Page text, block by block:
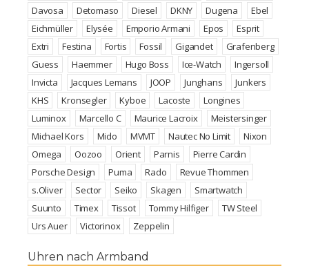
Davosa
Detomaso Diesel DKNY Dugena
Ebel
Eichmüller
Elysée Emporio Armani Epos
Esprit
Extri
Festina Fortis Fossil Gigandet
Grafenberg
Guess
Haemmer Hugo Boss Ice-Watch
Ingersoll
Invicta
Jacques Lemans JOOP Junghans
Junkers
KHS
Kronsegler Kyboe Lacoste
Longines
Luminox
Marcello C Maurice Lacroix
Meistersinger
Michael Kors
Mido MVMT Nautec No Limit
Nixon
Omega
Oozoo Orient Parnis
Pierre Cardin
Porsche Design
Puma Rado
Revue Thommen
s.Oliver
Sector Seiko Skagen
Smartwatch
Suunto
Timex Tissot Tommy Hilfiger
TW Steel
Urs Auer
Victorinox Zeppelin
Uhren nach Armband